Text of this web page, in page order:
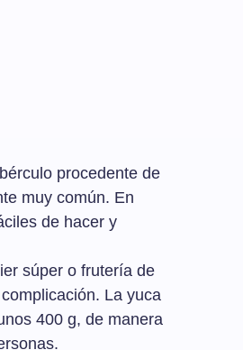
procedente de
muy común. En
de hacer y
súper o frutería de
La yuca
400 g, de manera